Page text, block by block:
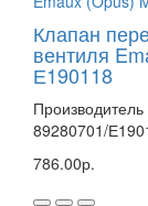
Клапан
вентиля
Е190118
89280701/
786.00р.